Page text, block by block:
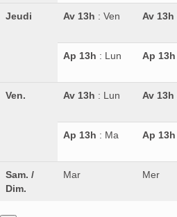
Jeudi Av 13h : Ven Av 13h
Ap 13h : Lun Ap 13h
Ven. Av 13h : Lun Av 13h
Ap 13h : Ma Ap 13h
Sam. /
Dim.
Mar Mer